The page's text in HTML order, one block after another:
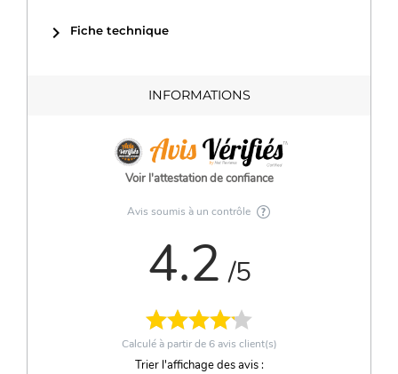
chevron_right Fiche technique
INFORMATIONS
Voir l'attestation de confiance
Avis soumis à un contrôle
4.2 /5
Calculé à partir de6avis client(s)
Trier l'affichage des avis :